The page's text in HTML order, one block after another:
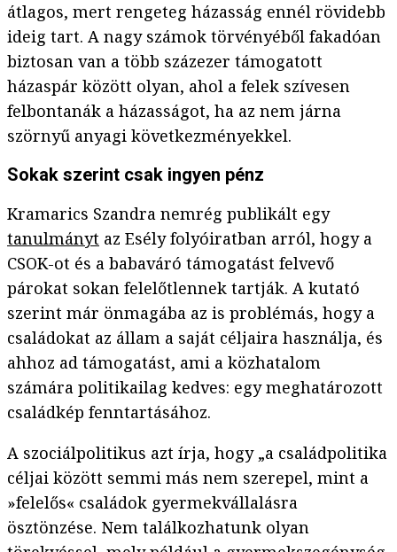
átlagos, mert rengeteg házasság ennél rövidebb
ideig tart. A nagy számok törvényéből fakadóan
biztosan van a több százezer támogatott
házaspár között olyan, ahol a felek szívesen
felbontanák a házasságot, ha az nem járna
szörnyű anyagi következményekkel.
Sokak szerint csak ingyen pénz
Kramarics Szandra nemrég publikált egy
tanulmányt az Esély folyóiratban arról, hogy a
CSOK-ot és a babaváró támogatást felvevő
párokat sokan felelőtlennek tartják. A kutató
szerint már önmagába az is problémás, hogy a
családokat az állam a saját céljaira használja, és
ahhoz ad támogatást, ami a közhatalom
számára politikailag kedves: egy meghatározott
családkép fenntartásához.
A szociálpolitikus azt írja, hogy „a családpolitika
céljai között semmi más nem szerepel, mint a
»felelős« családok gyermekvállalásra
ösztönzése. Nem találkozhatunk olyan